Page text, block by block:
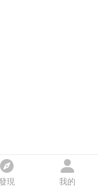
現 我的